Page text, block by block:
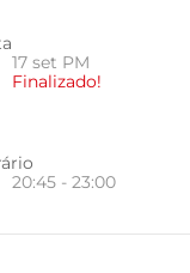
17 set PM
Finalizado!
20:45 - 23:00